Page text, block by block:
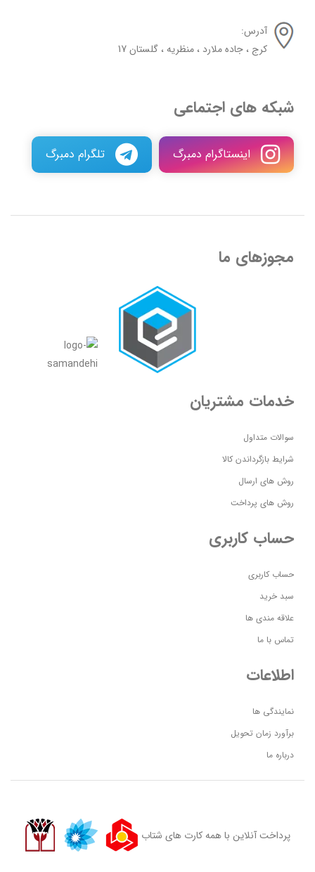
آدرس:
کرج ، جاده ملارد ، منظریه ، گلستان 17
شبکه های اجتماعی
اینستاگرام دمبرگ تلگرام دمبرگ
مجوزهای ما
خدمات مشتریان
سوالات متداول
شرایط بازگرداندن کالا
روش های ارسال
روش های پرداخت
حساب کاربری
حساب کاربری
سبد خرید
علاقه مندی ها
تماس با ما
اطلاعات
نمایندگی ها
برآورد زمان تحویل
درباره ما
پرداخت آنلاین با همه کارت های شتاب